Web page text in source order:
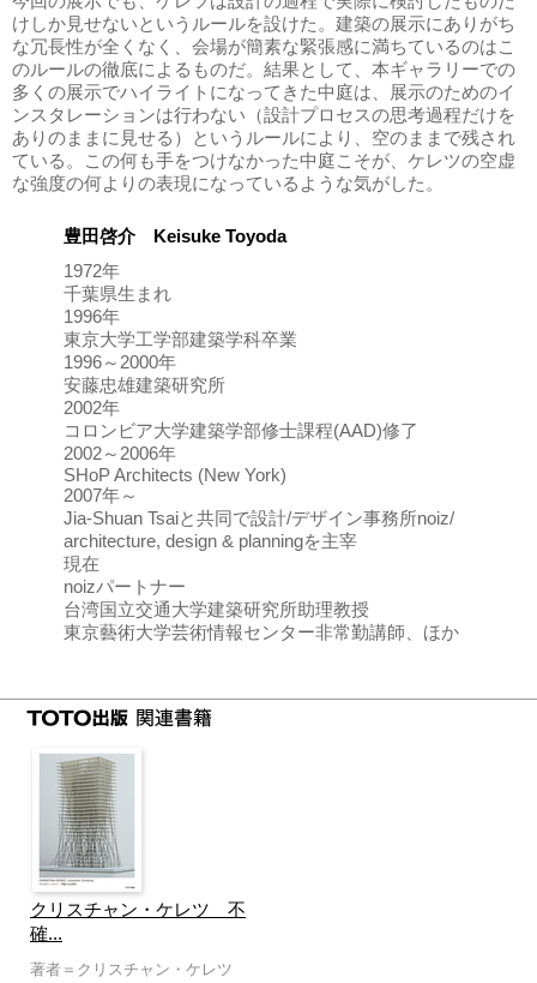
けしか見せないというルールを設けた。建築の展示にありがち
な冗長性が全くなく、会場が簡素な緊張感に満ちているのはこ
のルールの徹底によるものだ。結果として、本ギャラリーでの
多くの展示でハイライトになってきた中庭は、展示のためのイ
ンスタレーションは行わない（設計プロセスの思考過程だけを
ありのままに見せる）というルールにより、空のままで残され
ている。この何も手をつけなかった中庭こそが、ケレツの空虚
な強度の何よりの表現になっているような気がした。
豊田啓介 Keisuke Toyoda
1972年
千葉県生まれ
1996年
東京大学工学部建築学科卒業
1996～2000年
安藤忠雄建築研究所
2002年
コロンビア大学建築学部修士課程(AAD)修了
2002～2006年
SHoP Architects (New York)
2007年～
Jia-Shuan Tsaiと共同で設計/デザイン事務所noiz/
architecture, design & planningを主宰
現在
noizパートナー
台湾国立交通大学建築研究所助理教授
東京藝術大学芸術情報センター非常勤講師、ほか
クリスチャン・ケレツ 不
確...
著者＝クリスチャン・ケレツ